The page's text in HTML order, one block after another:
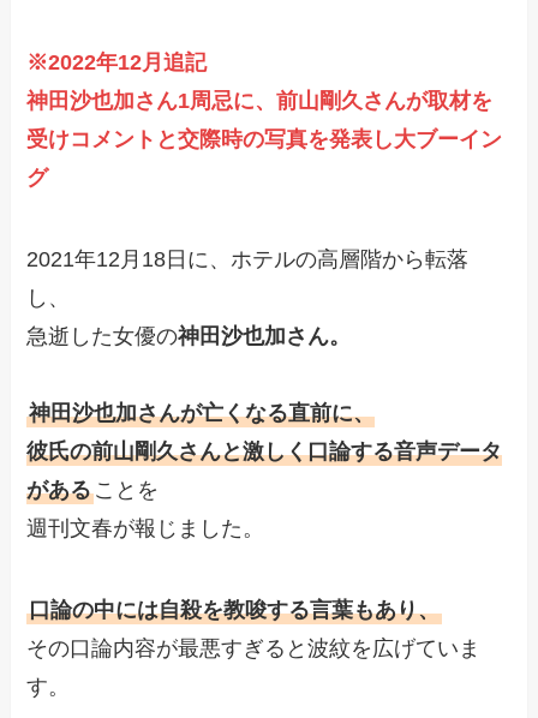
※2022年12月追記
神田沙也加さん1周忌に、前山剛久さんが取材を
受けコメントと交際時の写真を発表し大ブーイン
グ
2021年12月18日に、ホテルの高層階から転落
し、
急逝した女優の神田沙也加さん。
神田沙也加さんが亡くなる直前に、
彼氏の前山剛久さんと激しく口論する音声データ
があることを
週刊文春が報じました。
口論の中には自殺を教唆する言葉もあり、
その口論内容が最悪すぎると波紋を広げていま
す。